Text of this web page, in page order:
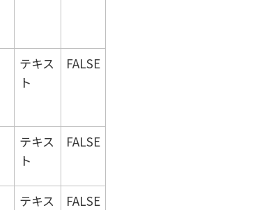
テキス
ト
FALSE
テキス
ト
FALSE
テキス
FALSE